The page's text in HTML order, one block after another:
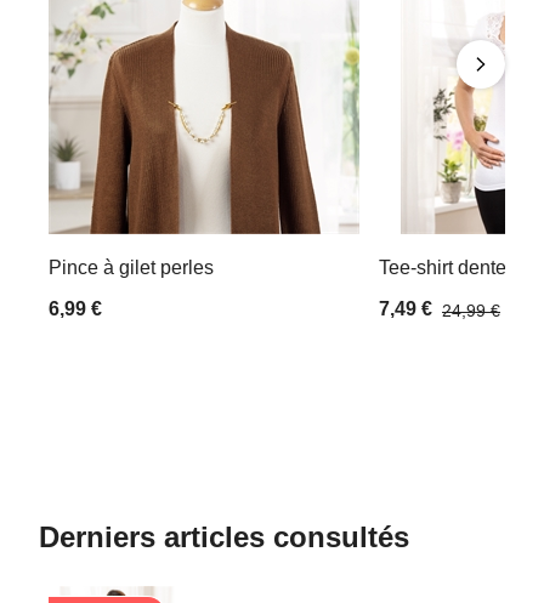
Pince à gilet perles
6,99 €
Tee-shirt dentelle
7,49 € 24,99 €
Derniers articles consultés